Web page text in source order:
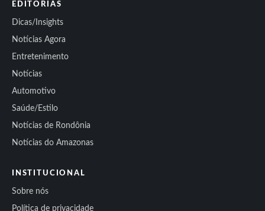
EDITORIAS
Dicas/Insights
Notícias Agora
Entretenimento
Notícias
Automotivo
Saúde/Estilo
Notícias de Rondônia
Notícias do Amazonas
INSTITUCIONAL
Sobre nós
Política de privacidade